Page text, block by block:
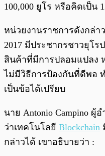
100,000 ยูโร หรือคิดเป็น
หน่วยงานราชการดังกล่า
2017 มีประชากรชาวยุโ
สินค้าที่มีการปลอมแปลง
ไม่มีวิธีการป้องกันที่ดีพอ
เป็นข้อได้เปรียบ
นาย Antonio Campino ผู้
ว่าเทคโนโลยี Blockchain
กล่าวได้ เขาอธิบายว่า :